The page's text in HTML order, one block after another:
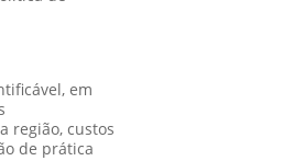
em
região, custos
de prática